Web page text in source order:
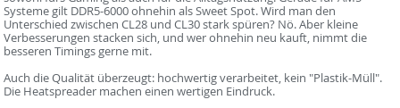
Systeme gilt DDR5-6000 ohnehin als Sweet Spot. Wird man den
Unterschied zwischen CL28 und CL30 stark spüren? Nö. Aber kleine
Verbesserungen stacken sich, und wer ohnehin neu kauft, nimmt die
besseren Timings gerne mit.
Auch die Qualität überzeugt: hochwertig verarbeitet, kein "Plastik-Müll".
Die Heatspreader machen einen wertigen Eindruck.